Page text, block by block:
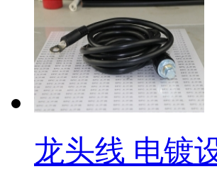
龙头线 电镀